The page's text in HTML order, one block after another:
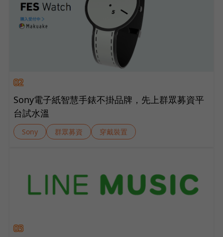
02
Sony電子紙智慧手錶不掛品牌，先上群眾募資平
台試水溫
Sony 群眾募資 穿戴裝置
03